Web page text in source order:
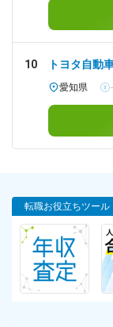
10 トヨタ自動
愛知県 -
転職お役立ちツール